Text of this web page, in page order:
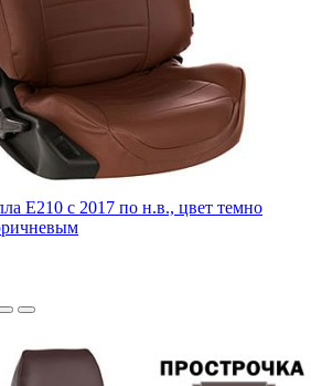
Е210 с 2017 по н.в., цвет темно